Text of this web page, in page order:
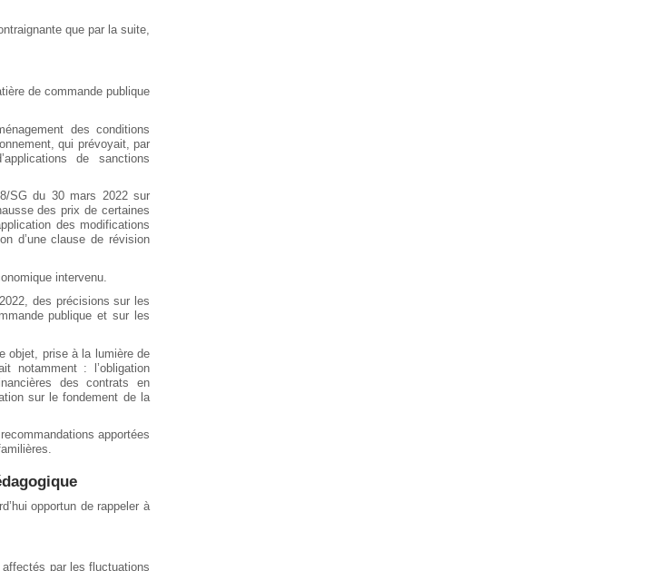
que par la suite,
de commande publique
des conditions
qui prévoyait, par
de sanctions
SG du 30 mars 2022 sur
des prix de certaines
des modifications
d’une clause de révision
intervenu.
des précisions sur les
publique et sur les
objet, prise à la lumière de
notamment : l’obligation
des contrats en
sur le fondement de la
apportées
opportun de rappeler à
par les fluctuations